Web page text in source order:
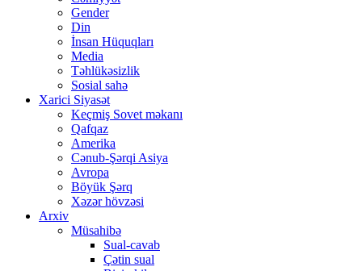
Gender
Din
İnsan Hüquqları
Media
Təhlükəsizlik
Sosial sahə
Xarici Siyasət
Keçmiş Sovet məkanı
Qafqaz
Amerika
Cənub-Şərqi Asiya
Avropa
Böyük Şərq
Xəzər hövzəsi
Arxiv
Müsahibə
Sual-cavab
Çətin sual